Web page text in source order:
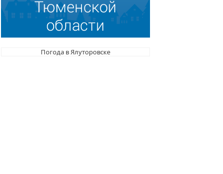
Погода в Ялуторовске